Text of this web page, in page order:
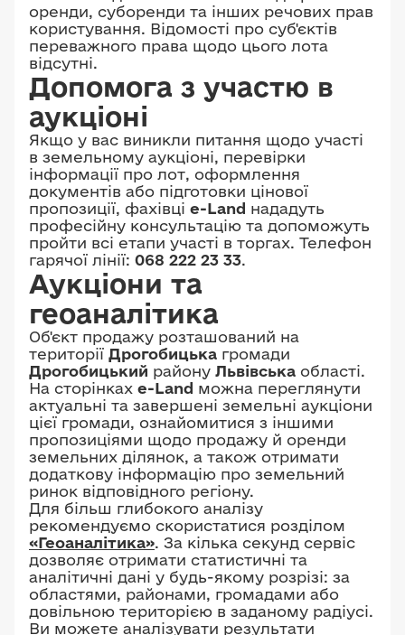
оренди, суборенди та інших речових прав
користування. Відомості про суб'єктів
переважного права щодо цього лота
відсутні.
Допомога з участю в
аукціоні
Якщо у вас виникли питання щодо участі
в земельному аукціоні, перевірки
інформації про лот, оформлення
документів або підготовки цінової
пропозиції, фахівці e-Land нададуть
професійну консультацію та допоможуть
пройти всі етапи участі в торгах. Телефон
гарячої лінії: 068 222 23 33.
Аукціони та
геоаналітика
Об'єкт продажу розташований на
території Дрогобицька громади
Дрогобицький району Львівська області.
На сторінках e-Land можна переглянути
актуальні та завершені земельні аукціони
цієї громади, ознайомитися з іншими
пропозиціями щодо продажу й оренди
земельних ділянок, а також отримати
додаткову інформацію про земельний
ринок відповідного регіону.
Для більш глибокого аналізу
рекомендуємо скористатися розділом
«Геоаналітика». За кілька секунд сервіс
дозволяє отримати статистичні та
аналітичні дані у будь-якому розрізі: за
областями, районами, громадами або
довільною територією в заданому радіусі.
Ви можете аналізувати результати